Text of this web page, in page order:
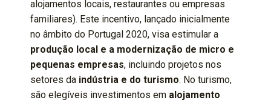
alojamentos locais, restaurantes ou empresas
familiares). Este incentivo, lançado inicialmente
no âmbito do Portugal 2020, visa estimular a
produção local e a modernização de micro e
pequenas empresas, incluindo projetos nos
setores da indústria e do turismo. No turismo,
são elegíveis investimentos em alojamento